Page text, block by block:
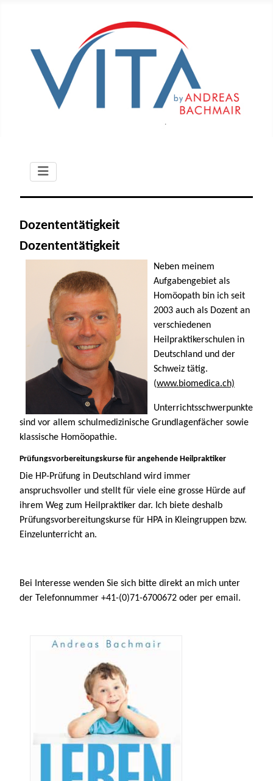
Dozententätigkeit
Dozententätigkeit
Neben meinem
Aufgabengebiet als
Homöopath bin ich seit
2003 auch als Dozent an
verschiedenen
Heilpraktikerschulen in
Deutschland und der
Schweiz tätig.
(www.biomedica.ch)
Unterrichtsschwerpunkte
sind vor allem schulmedizinische Grundlagenfächer sowie
klassische Homöopathie.
Prüfungsvorbereitungskurse für angehende Heilpraktiker
Die HP-Prüfung in Deutschland wird immer
anspruchsvoller und stellt für viele eine grosse Hürde auf
ihrem Weg zum Heilpraktiker dar. Ich biete deshalb
Prüfungsvorbereitungskurse für HPA in Kleingruppen bzw.
Einzelunterricht an.
Bei Interesse wenden Sie sich bitte direkt an mich unter
der Telefonnummer +41-(0)71-6700672 oder per email.